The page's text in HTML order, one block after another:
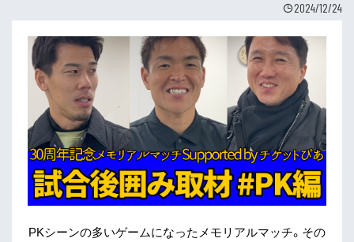
2024/12/24
PKシーンの多いゲームになったメモリアルマッチ。その